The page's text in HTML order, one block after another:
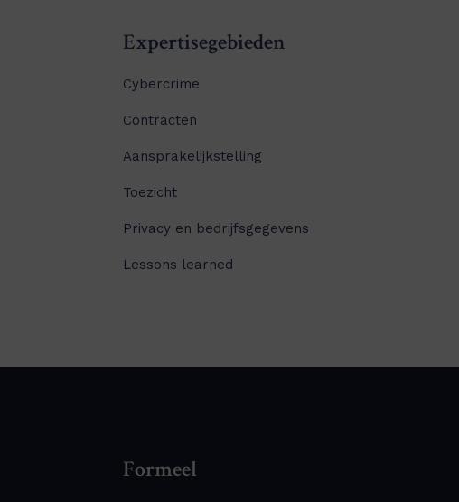
Expertisegebieden
Cybercrime
Contracten
Aansprakelijkstelling
Toezicht
Privacy en bedrijfsgegevens
Lessons learned
Formeel